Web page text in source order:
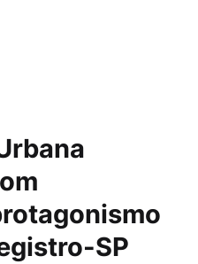
SP